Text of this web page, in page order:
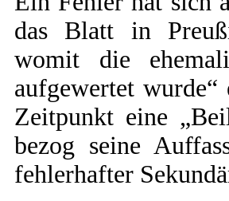
das Blatt in
womit die
aufgewertet
Zeitpunkt eine
bezog seine
fehlerhafter